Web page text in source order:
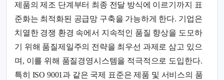
제품의 제조 단계부터 최종 전달 방식에 이르기까지 표
준화는 최적화된 공급망 구축을 가능하게 한다. 기업은
치열한 경쟁 환경 속에서 지속적인 품질 향상을 도모하
기 위해 품질제일주의 전략을 최우선 과제로 삼고 있으
며, 이를 위해 품질경영시스템을 적극적으로 도입한다.
특히 ISO 9001과 같은 국제 표준은 제품 및 서비스의 품